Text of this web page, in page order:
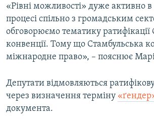
«Рівні можливості» дуже активно
процесі спільно з громадським
обговорюємо тематику ратифікації
конвенції. Тому що Стамбульська
міжнародне право», – пояснює
Депутати відмовляються
через визначення терміну
документа.